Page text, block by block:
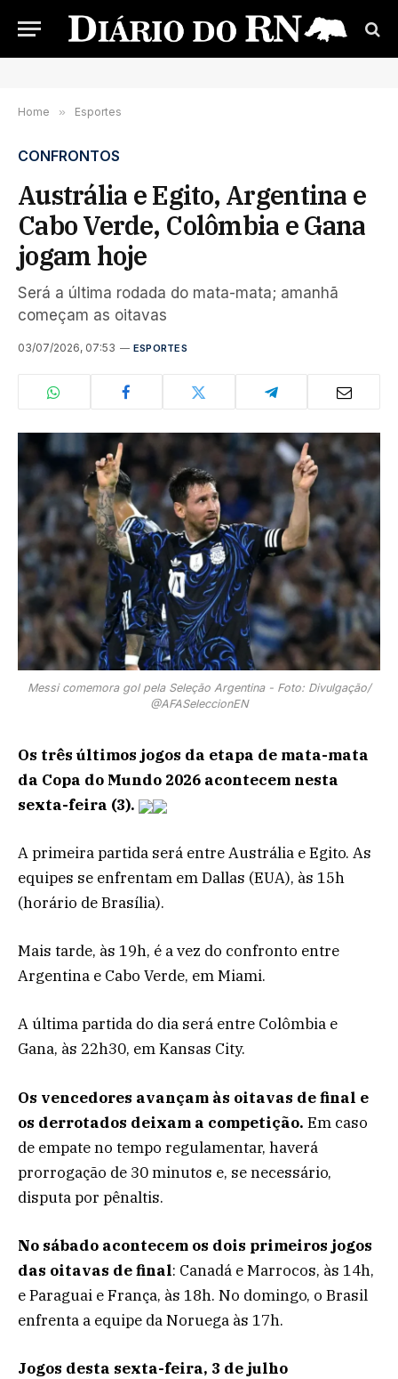
Home » Esportes
CONFRONTOS
Austrália e Egito, Argentina e
Cabo Verde, Colômbia e Gana
jogam hoje
Será a última rodada do mata-mata; amanhã
começam as oitavas
03/07/2026, 07:53 ESPORTES
Messi comemora gol pela Seleção Argentina - Foto: Divulgação/
@AFASeleccionEN
Os três últimos jogos da etapa de mata-mata
da Copa do Mundo 2026 acontecem nesta
sexta-feira (3).
A primeira partida será entre Austrália e Egito. As
equipes se enfrentam em Dallas (EUA), às 15h
(horário de Brasília).
Mais tarde, às 19h, é a vez do confronto entre
Argentina e Cabo Verde, em Miami.
A última partida do dia será entre Colômbia e
Gana, às 22h30, em Kansas City.
Os vencedores avançam às oitavas de final e
os derrotados deixam a competição. Em caso
de empate no tempo regulamentar, haverá
prorrogação de 30 minutos e, se necessário,
disputa por pênaltis.
No sábado acontecem os dois primeiros jogos
das oitavas de final: Canadá e Marrocos, às 14h,
e Paraguai e França, às 18h. No domingo, o Brasil
enfrenta a equipe da Noruega às 17h.
Jogos desta sexta-feira, 3 de julho